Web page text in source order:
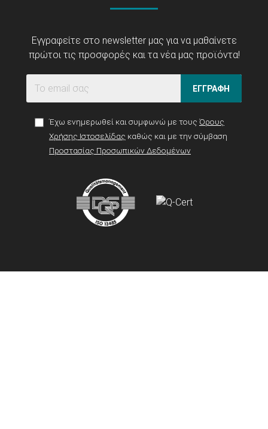
Εγγραφείτε στο newsletter μας για να μαθαίνετε
πρώτοι τις προσφορές και τα νέα μας προϊόντα!
ΕΓΓΡΑΦΗ
Έχω ενημερωθεί και συμφωνώ με τους Όρους
Χρήσης Ιστοσελίδας καθώς και με την σύμβαση
Προστασίας Προσωπικών Δεδομένων